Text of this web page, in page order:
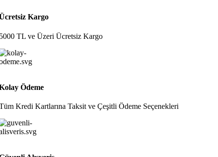
Kargo
TL ve Üzeri Ücretsiz Kargo
Ödeme
Kredi Kartlarına Taksit ve Çeşitli Ödeme Seçenekleri